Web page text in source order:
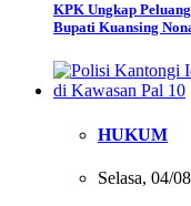
KPK Ungkap
Bupati Kuansing
HUKUM
Selasa, 04/